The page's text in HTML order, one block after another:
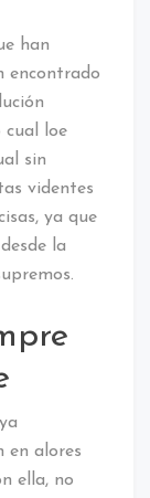
han
encontrado
cual loe
sin
videntes
ya que
la
en alores
ella, no